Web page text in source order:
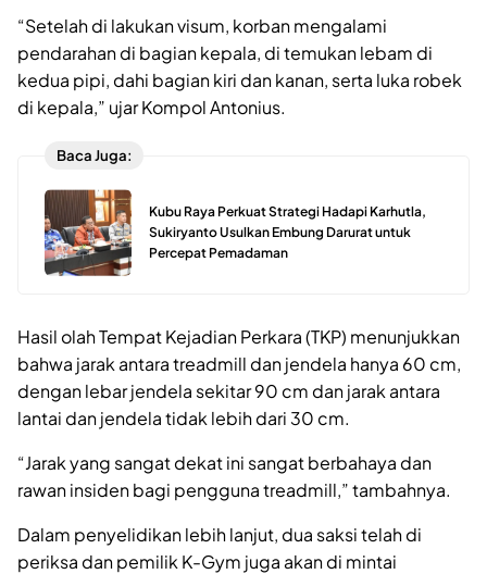
“Setelah di lakukan visum, korban mengalami
pendarahan di bagian kepala, di temukan lebam di
kedua pipi, dahi bagian kiri dan kanan, serta luka robek
di kepala,” ujar Kompol Antonius.
Baca Juga:
Kubu Raya Perkuat Strategi Hadapi Karhutla,
Sukiryanto Usulkan Embung Darurat untuk
Percepat Pemadaman
Hasil olah Tempat Kejadian Perkara (TKP) menunjukkan
bahwa jarak antara treadmill dan jendela hanya 60 cm,
dengan lebar jendela sekitar 90 cm dan jarak antara
lantai dan jendela tidak lebih dari 30 cm.
“Jarak yang sangat dekat ini sangat berbahaya dan
rawan insiden bagi pengguna treadmill,” tambahnya.
Dalam penyelidikan lebih lanjut, dua saksi telah di
periksa dan pemilik K-Gym juga akan di mintai